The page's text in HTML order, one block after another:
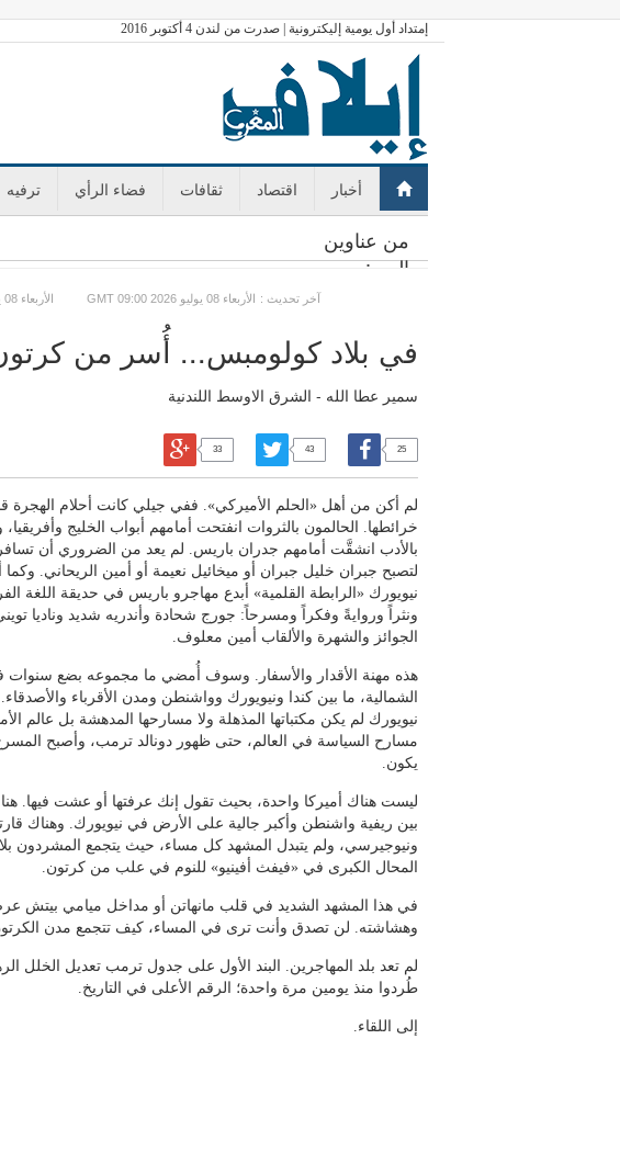
إمتداد أول يومية إليكترونية | صدرت من لندن 4 أكتوبر 2016
أخبار اقتصاد ثقافات فضاء الرأي ترفيه
من عناوين
اليوم:
GMT الأربعاء 08 يوليو 2026 09:00 GMT الأربعاء 08 يوليو 2026 09:00 : آخر تحديث
في بلاد كولومبس... أُسر من
سمير عطا الله - الشرق الاوسط اللندنية
25
43
33
لم أكن من أهل «الحلم الأميركي». ففي جيلي كانت أحلام الهجرة
خرائطها. الحالمون بالثروات انفتحت أمامهم أبواب الخليج وأفريقيا،
بالأدب انشقَّت أمامهم جدران باريس. لم يعد من الضروري أن
لتصبح جبران خليل جبران أو ميخائيل نعيمة أو أمين الريحاني. وكما
نيويورك «الرابطة القلمية» أبدع مهاجرو باريس في حديقة اللغة
ونثراً وروايةً وفكراً ومسرحاً: جورج شحادة وأندريه شديد وناديا
الجوائز والشهرة والألقاب أمين معلوف.
هذه مهنة الأقدار والأسفار. وسوف أُمضي ما مجموعه بضع سنوات
الشمالية، ما بين كندا ونيويورك وواشنطن ومدن الأقرباء
نيويورك لم يكن مكتباتها المذهلة ولا مسارحها المدهشة بل عالم
مسارح السياسة في العالم، حتى ظهور دونالد ترمب، وأصبح
يكون.
ليست هناك أميركا واحدة، بحيث تقول إنك عرفتها أو عشت فيها.
بين ريفية واشنطن وأكبر جالية على الأرض في نيويورك. وهناك
ونيوجيرسي، ولم يتبدل المشهد كل مساء، حيث يتجمع المشردون
المحال الكبرى في «فيفث أفينيو» للنوم في علب من كرتون.
في هذا المشهد الشديد في قلب مانهاتن أو مداخل ميامي بيتش
وهشاشته. لن تصدق وأنت ترى في المساء، كيف تتجمع مدن
لم تعد بلد المهاجرين. البند الأول على جدول ترمب تعديل الخلل
طُردوا منذ يومين مرة واحدة؛ الرقم الأعلى في التاريخ.
إلى اللقاء.